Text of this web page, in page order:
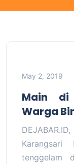
May 2, 2019
Main di
Warga
Karangsari
tenggelam